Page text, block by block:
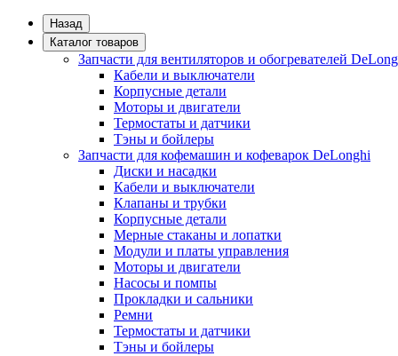
Назад
Каталог товаров
Запчасти для вентиляторов и обогревателей
Кабели и выключатели
Корпусные детали
Моторы и двигатели
Термостаты и датчики
Тэны и бойлеры
Запчасти для кофемашин и кофеварок DeLonghi
Диски и насадки
Кабели и выключатели
Клапаны и трубки
Корпусные детали
Мерные стаканы и лопатки
Модули и платы управления
Моторы и двигатели
Насосы и помпы
Прокладки и сальники
Ремни
Термостаты и датчики
Тэны и бойлеры